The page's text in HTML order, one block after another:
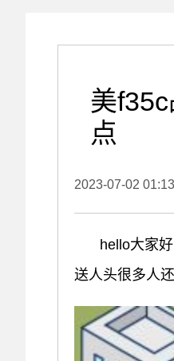
美
点
2023-07-02
hello大家
送人头很多人